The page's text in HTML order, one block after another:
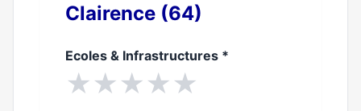
Clairence (64)
Ecoles & Infrastructures *
★★★★★